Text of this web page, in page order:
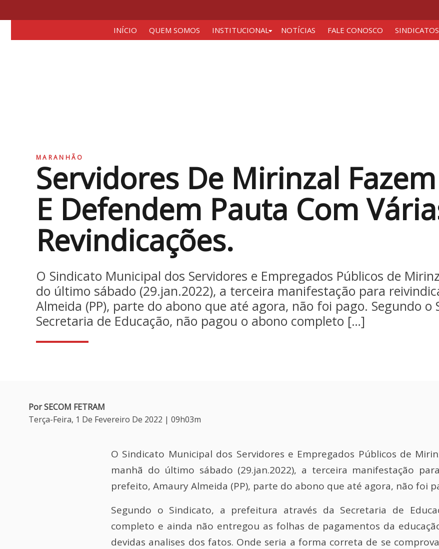
INÍCIO QUEM SOMOS INSTITUCIONAL NOTÍCIAS FALE CONOSCO
MARANHÃO
Servidores De Mirinzal
E Defendem Pauta Com
Revindicações.
O Sindicato Municipal dos Servidores e Empregados Públicos de
do último sábado (29.jan.2022), a terceira manifestação para
Almeida (PP), parte do abono que até agora, não foi pago. Segundo
Secretaria de Educação, não pagou o abono completo […]
Por SECOM FETRAM
Terça-Feira, 1 De Fevereiro De 2022 | 09h03m
O Sindicato Municipal dos Servidores e Empregados Públicos de
manhã do último sábado (29.jan.2022), a terceira manifestação
prefeito, Amaury Almeida (PP), parte do abono que até agora, não foi
Segundo o Sindicato, a prefeitura através da Secretaria de
completo e ainda não entregou as folhas de pagamentos da
devidas analises dos fatos. Onde seria a forma correta de se